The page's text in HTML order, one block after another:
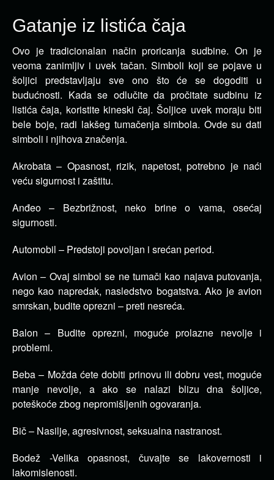
Gatanje iz listića čaja
Ovo je tradicionalan način proricanja sudbine. On je
veoma zanimljiv i uvek tačan. Simboli koji se pojave u
šoljici predstavljaju sve ono što će se dogoditi u
budućnosti. Kada se odlučite da pročitate sudbinu iz
listića čaja, koristite kineski čaj. Šoljice uvek moraju biti
bele boje, radi lakšeg tumačenja simbola. Ovde su dati
simboli i njihova značenja.
Akrobata – Opasnost, rizik, napetost, potrebno je naći
veću sigurnost i zaštitu.
Anđeo – Bezbrižnost, neko brine o vama, osećaj
sigurnosti.
Automobil – Predstoji povoljan i srećan period.
Avion – Ovaj simbol se ne tumači kao najava putovanja,
nego kao napredak, nasledstvo bogatstva. Ako je avion
smrskan, budite oprezni – preti nesreća.
Balon – Budite oprezni, moguće prolazne nevolje i
problemi.
Beba – Možda ćete dobiti prinovu ili dobru vest, moguće
manje nevolje, a ako se nalazi blizu dna šoljice,
poteškoće zbog nepromišljenih ogovaranja.
Bič – Nasilje, agresivnost, seksualna nastranost.
Bodež -Velika opasnost, čuvajte se lakovernosti i
lakomislenosti.